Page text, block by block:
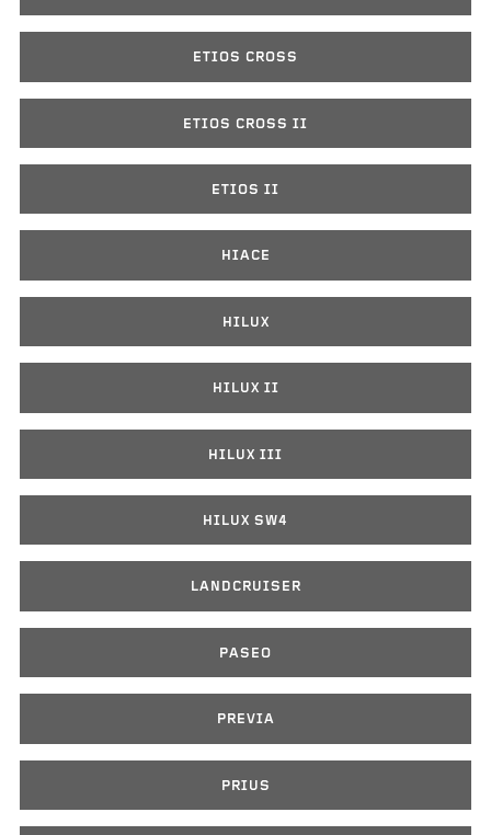
ETIOS CROSS
ETIOS CROSS II
ETIOS II
HIACE
HILUX
HILUX II
HILUX III
HILUX SW4
LANDCRUISER
PASEO
PREVIA
PRIUS